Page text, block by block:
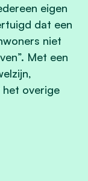
eigen
dat een
niet
Met een
het overige